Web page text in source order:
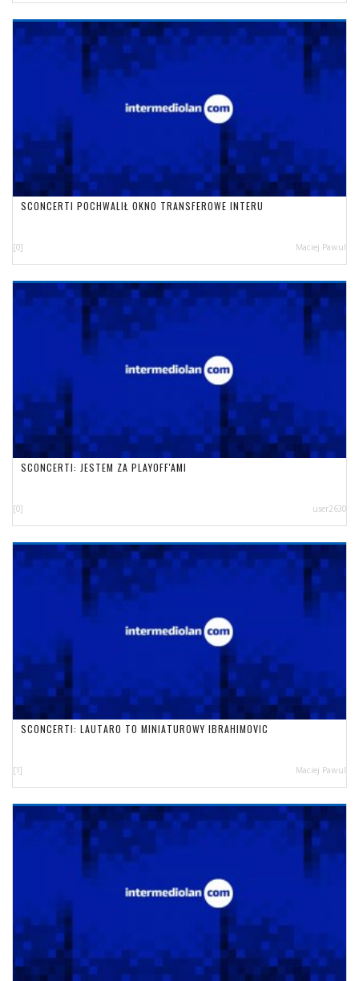
SCONCERTI POCHWALIŁ OKNO TRANSFEROWE INTERU
[0] Maciej Pawul
SCONCERTI: JESTEM ZA PLAYOFF'AMI
[0] user2630
SCONCERTI: LAUTARO TO MINIATUROWY IBRAHIMOVIC
[1] Maciej Pawul